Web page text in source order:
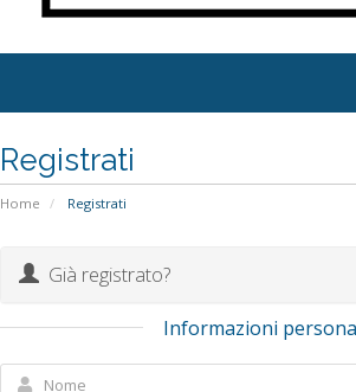
Registrati
Home Registrati
Già registrato?
Informazioni